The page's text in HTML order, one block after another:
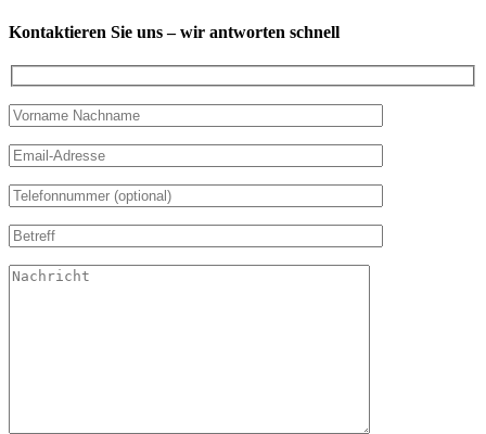
Kontaktieren Sie uns – wir antworten schnell